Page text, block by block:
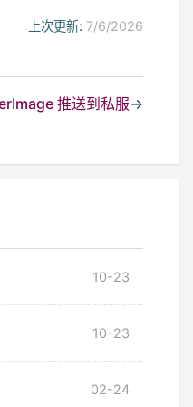
上次更新: 7/6/2026
推送到私服→
10-23
10-23
02-24